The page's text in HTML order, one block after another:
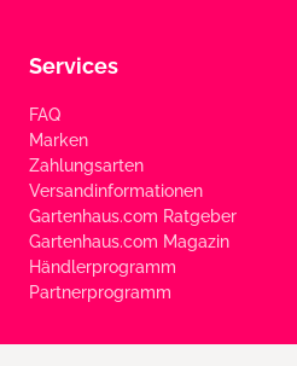
Services
FAQ
Marken
Zahlungsarten
Versandinformationen
Gartenhaus.com Ratgeber
Gartenhaus.com Magazin
Händlerprogramm
Partnerprogramm